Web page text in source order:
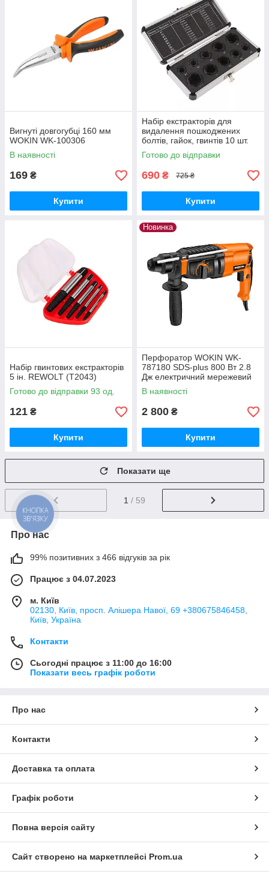
Вигнуті довгогубці 160 мм
WOKIN WK-100306
В наявності
169 ₴
Купити
Набір екстракторів для
видалення пошкоджених
болтів, гайок, гвинтів 10 шт.
Готово до відправки
690 ₴ 725 ₴
Купити
Набір гвинтових екстракторів
5 ін. REWOLT (T2043)
Готово до відправки 93 од.
121 ₴
Купити
Новинка
Перфоратор WOKIN WK-
787180 SDS-plus 800 Вт 2.8
Дж електричний мережевий
В наявності
2 800 ₴
Купити
Показати ще
1 / 59
Про нас
99% позитивних з 466 відгуків за рік
Працює з 04.07.2023
м. Київ
02130, Київ, просп. Алішера Навої, 69 +380675846458,
Київ, Україна
Контакти
Сьогодні працює з 11:00 до 16:00
Показати весь графік роботи
Про нас
Контакти
Доставка та оплата
Графік роботи
Повна версія сайту
Сайт створено на маркетплейсі Prom.ua
КНОПКА
ЗВ'ЯЗКУ